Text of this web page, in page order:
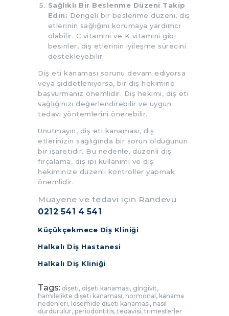
Sağlıklı Bir Beslenme Düzeni Takip
Edin: Dengeli bir beslenme düzeni, diş
etlerinin sağlığını korumaya yardımcı
olabilir. C vitamini ve K vitamini gibi
besinler, diş etlerinin iyileşme sürecini
destekleyebilir.
Diş eti kanaması sorunu devam ediyorsa
veya şiddetleniyorsa, bir diş hekimine
başvurmanız önemlidir. Diş hekimi, diş eti
sağlığınızı değerlendirebilir ve uygun
tedavi yöntemlerini önerebilir.
Unutmayın, diş eti kanaması, diş
etlerinizin sağlığında bir sorun olduğunun
bir işaretidir. Bu nedenle, düzenli diş
fırçalama, diş ipi kullanımı ve diş
hekiminize düzenli kontroller yapmak
önemlidir.
Muayene ve tedavi için Randevu
0212 541 4 541
Küçükçekmece Diş Kliniği
Halkalı Diş Hastanesi
Halkalı Diş Kliniği
Tags: dişeti, dişeti kanaması, gingivit,
hamilelikte dişeti kanaması, hormonal , kanama
nedenleri, lösemide dişeti kanaması, nasıl
durdurulur, periodontitis,tedavisi,trimesterler